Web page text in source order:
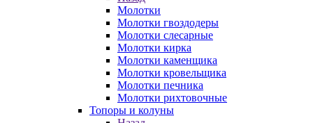
Молотки
Молотки гвоздодеры
Молотки слесарные
Молотки кирка
Молотки каменщика
Молотки кровельщика
Молотки печника
Молотки рихтовочные
Топоры и колуны